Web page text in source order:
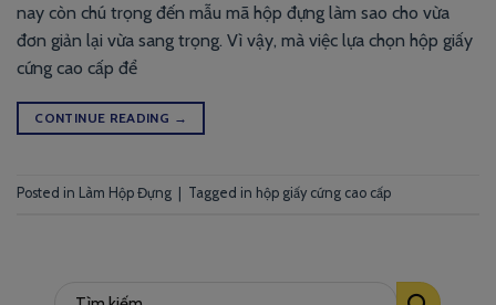
nay còn chú trọng đến mẫu mã hộp đựng làm sao cho vừa
đơn giản lại vừa sang trọng. Vì vậy, mà việc lựa chọn hộp giấy
cứng cao cấp để
CONTINUE READING →
Posted in Làm Hộp Đựng Tagged in hộp giấy cứng cao cấp